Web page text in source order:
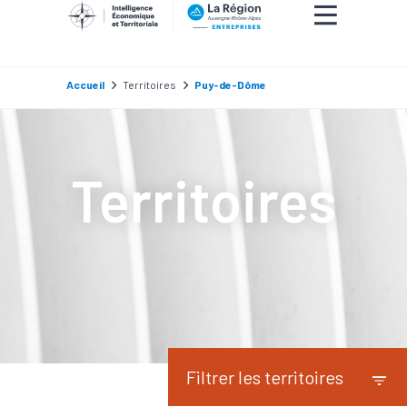
Accueil Territoires Puy-de-Dôme
Territoires
Filtrer les territoires